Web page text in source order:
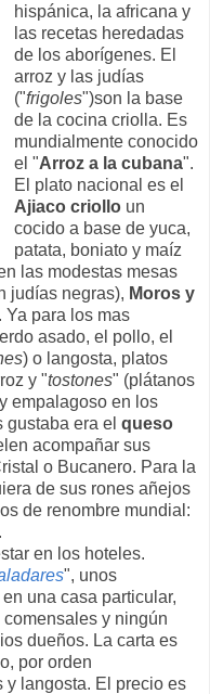
hispánica, la africana y
las recetas heredadas
de los aborígenes. El
arroz y las judías
("frigoles")son la base
de la cocina criolla. Es
mundialmente conocido
el "Arroz a la cubana".
El plato nacional es el
Ajiaco criollo un
cocido a base de yuca,
patata, boniato y maíz
las modestas mesas
judías negras), Moros y
Ya para los mas
asado, el pollo, el
) o langosta, platos
y "tostones" (plátanos
empalagoso en los
gustaba era el queso
acompañar sus
o Bucanero. Para la
de sus rones añejos
de renombre mundial:
.
en los hoteles.
", unos
una casa particular,
y ningún
dueños. La carta es
por orden
y langosta. El precio es